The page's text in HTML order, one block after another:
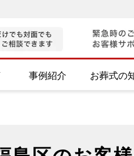
事例紹介 お葬式の